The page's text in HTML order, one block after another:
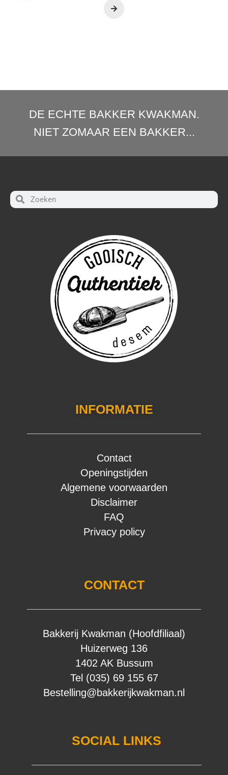
DE ECHTE BAKKER KWAKMAN.
NIET ZOMAAR EEN BAKKER...
INFORMATIE
Contact
Openingstijden
Algemene voorwaarden
Disclaimer
FAQ
Privacy policy
CONTACT
Bakkerij Kwakman (Hoofdfiliaal)
Huizerweg 136
1402 AK Bussum
Tel (035) 69 155 67
Bestelling@bakkerijkwakman.nl
SOCIAL LINKS